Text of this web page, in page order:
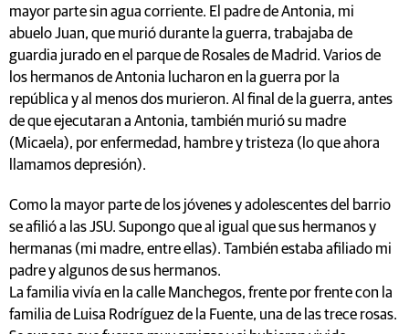
mayor parte sin agua corriente. El padre de Antonia, mi
abuelo Juan, que murió durante la guerra, trabajaba de
guardia jurado en el parque de Rosales de Madrid. Varios de
los hermanos de Antonia lucharon en la guerra por la
república y al menos dos murieron. Al final de la guerra, antes
de que ejecutaran a Antonia, también murió su madre
(Micaela), por enfermedad, hambre y tristeza (lo que ahora
llamamos depresión).
Como la mayor parte de los jóvenes y adolescentes del barrio
se afilió a las JSU. Supongo que al igual que sus hermanos y
hermanas (mi madre, entre ellas). También estaba afiliado mi
padre y algunos de sus hermanos.
La familia vivía en la calle Manchegos, frente por frente con la
familia de Luisa Rodríguez de la Fuente, una de las trece rosas.